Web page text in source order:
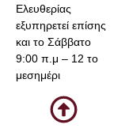
Ελευθερίας
εξυπηρετεί επίσης
και το Σάββατο
9:00 π.μ – 12 το
μεσημέρι